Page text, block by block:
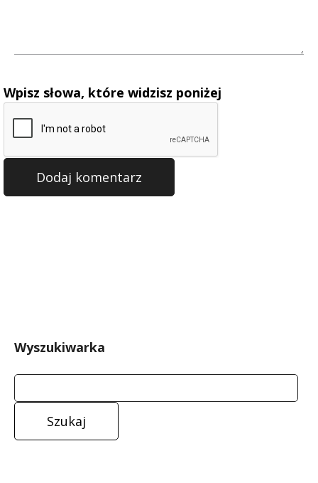
Wpisz słowa, które widzisz poniżej
Wyszukiwarka